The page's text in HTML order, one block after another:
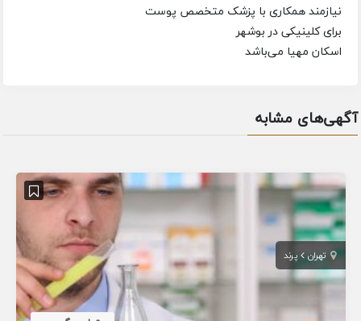
نیازمند همکاری با پزشک متخصص پوست
برای کلینیکی در بوشهر
اسکان مهیا می‌باشد
آگهی‌های مشابه
تهران پرند